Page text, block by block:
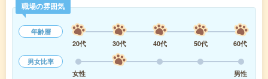
職場の雰囲気
年齢層
20代
30代 40代 50代
60代
男女比率
女性
男性